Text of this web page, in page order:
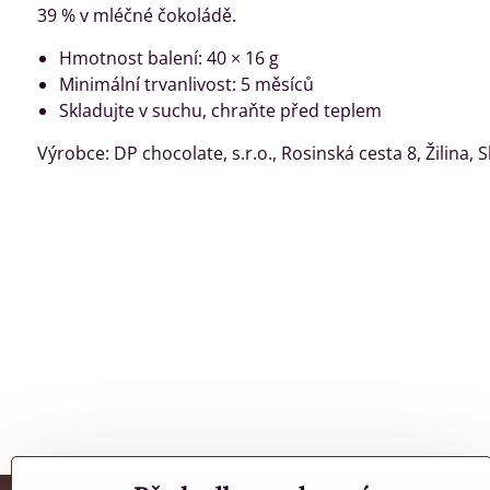
39 % v mléčné čokoládě.
Hmotnost balení: 40 × 16 g
Minimální trvanlivost: 5 měsíců
Skladujte v suchu, chraňte před teplem
Výrobce: DP chocolate, s.r.o., Rosinská cesta 8, Žilina,